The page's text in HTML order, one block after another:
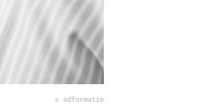
© adformatie